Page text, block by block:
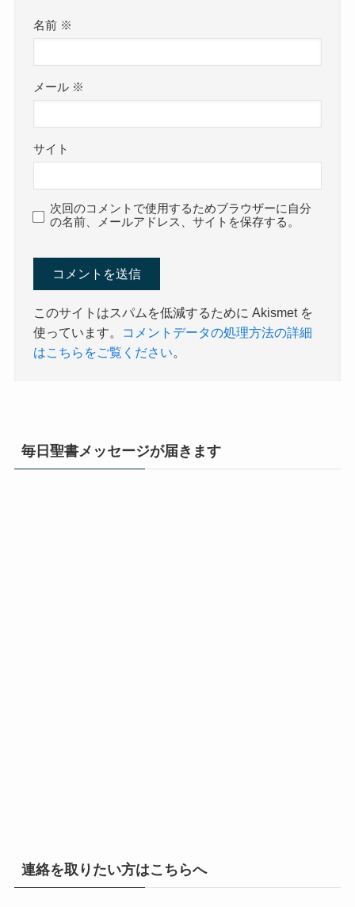
名前 ※
メール ※
サイト
次回のコメントで使用するためブラウザーに自分
の名前、メールアドレス、サイトを保存する。
このサイトはスパムを低減するために Akismet を
使っています。
コメントデータの処理方法の詳細
はこちらをご覧ください。
毎日聖書メッセージが届きます
連絡を取りたい方はこちらへ